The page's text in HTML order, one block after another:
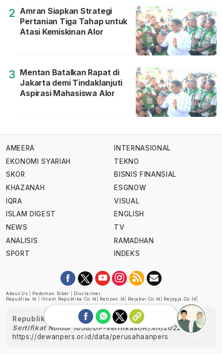
2 Amran Siapkan Strategi
Pertanian Tiga Tahap untuk
Atasi Kemiskinan Alor
3 Mentan Batalkan Rapat di
Jakarta demi Tindaklanjuti
Aspirasi Mahasiswa Alor
AMEERA
EKONOMI SYARIAH
SKOR
KHAZANAH
IQRA
ISLAM DIGEST
NEWS
ANALISIS
SPORT
INTERNASIONAL
TEKNO
BISNIS FINANSIAL
ESGNOW
VISUAL
ENGLISH
TV
RAMADHAN
INDEKS
About Us Pedoman Siber
Disclaimer
Republika.id
Ihram.republika.co.id Retizen.id Rejabar.co.id Rejogja.co.id
Republika telah diverifikasi oleh Dewan Pers
Sertifikat Nomor 1058/DP-Verifikasi/K/XII/2022
https://dewanpers.or.id/data/perusahaanpers